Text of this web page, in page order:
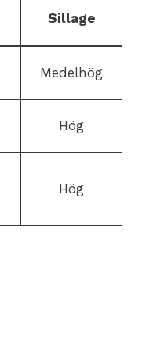
Sillage
Medelhög
Hög
Hög